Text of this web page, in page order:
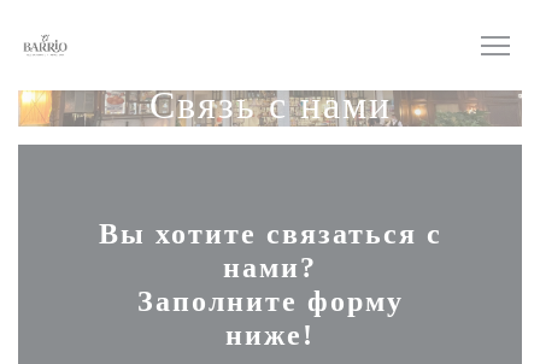
Связь с нами
Вы хотите связаться с
нами?
Заполните форму
ниже!